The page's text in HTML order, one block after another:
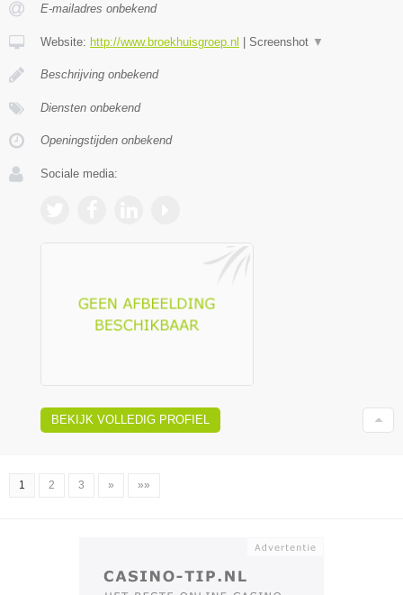
E-mailadres onbekend
Website: http://www.broekhuisgroep.nl Screenshot ▼
Beschrijving onbekend
Diensten onbekend
Openingstijden onbekend
Sociale media:
BEKIJK VOLLEDIG PROFIEL
1 2 3 » »»